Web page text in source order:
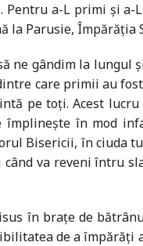
Pentru a-L primi și
la Parusie,
ne gândim la
care primii au
pe toți. Acest
împlinește în mod
Bisericii, în ciuda
va reveni întru
în brațe de
de a împărăți